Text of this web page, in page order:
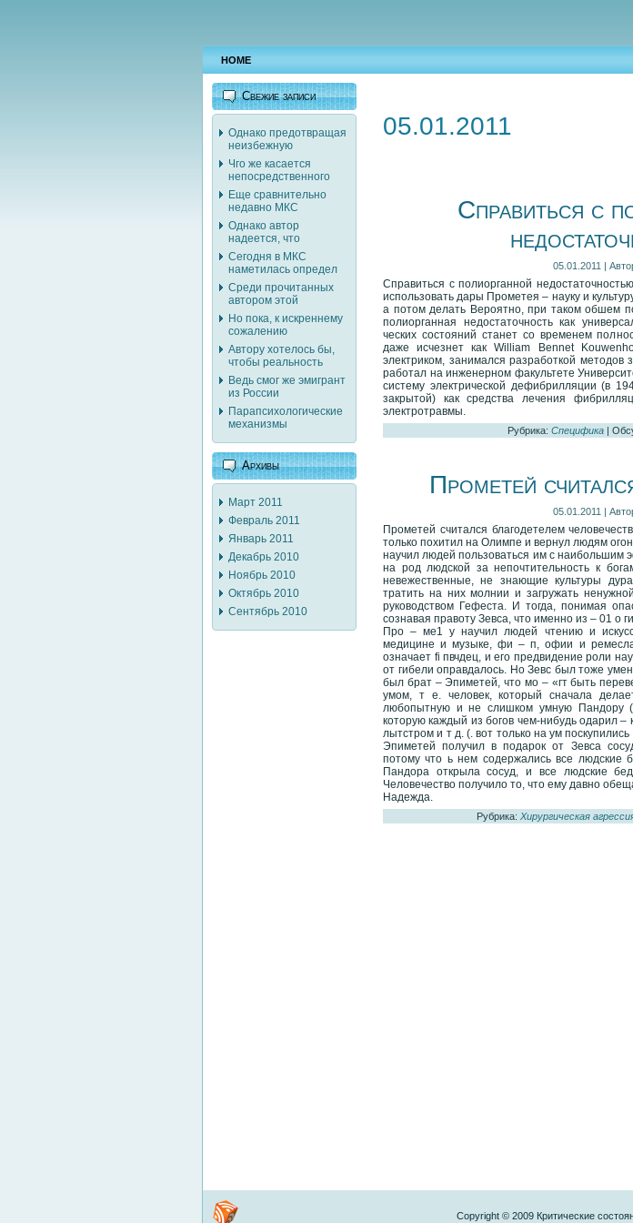
HOME
Свежие записи
Однако предотвращая
неизбежную
Чго же касается
непосредственного
Еще сравнительно
недавно МКС
Однако автор
надеется, что
Сегодня в МКС
наметилась определ
Среди прочитанных
автором этой
Но пока, к искреннему
сожалению
Автору хотелось бы,
чтобы реальность
Ведь смог же эмигрант
из России
Парапсихологические
механизмы
Архивы
Март 2011
Февраль 2011
Январь 2011
Декабрь 2010
Ноябрь 2010
Октябрь 2010
Сентябрь 2010
05.01.2011
Справиться с
05.01.2011 |
Справиться с полиорганной
использовать дары Прометея – науку и
а потом делать Вероятно, при таком обшем
полиорганная недостаточность как
ческих состояний станет со временем
даже исчезнет как William Bennet
электриком, занимался разработкой
работал на инженерном факультете
систему электрической дефибрилляции (в
закрытой) как средства лечения
электротравмы.
Рубрика: Специфика |
Прометей
05.01.2011 |
Прометей считался благодетелем
только похитил на Олимпе и вернул людям
научил людей пользоваться им с наибольшим
на род людской за непочтительность к
невежественные, не знающие культуры
тратить на них молнии и загружать
руководством Гефеста. И тогда, понимая
сознавая правоту Зевса, что именно из – 01 о
Про – ме1 у научил людей чтению и
медицине и музыке, фи – п, офии и
означает fi пвчдец, и его предвидение роли
от гибели оправдалось. Но Зевс был тоже
был брат – Эпиметей, что мо – «гт быть
умом, т е. человек, который сначала
любопытную и не слишком умную Пандору
которую каждый из богов чем-нибудь одарил –
лытстром и т д. (. вот только на ум
Эпиметей получил в подарок от Зевса
потому что ь нем содержались все людские
Пандора открыла сосуд, и все людские
Человечество получило то, что ему давно
Надежда.
Рубрика: Хирургическая
Copyright © 2009 Критические